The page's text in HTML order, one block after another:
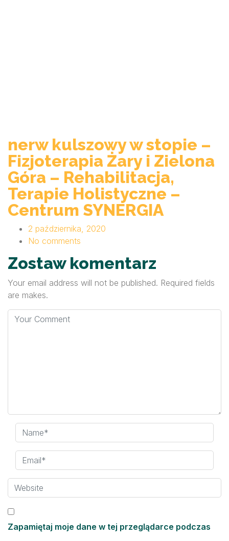
nerw kulszowy w stopie –
Fizjoterapia Żary i Zielona
Góra – Rehabilitacja,
Terapie Holistyczne –
Centrum SYNERGIA
2 października, 2020
No comments
Zostaw komentarz
Your email address will not be published. Required fields
are makes.
Zapamiętaj moje dane w tej przeglądarce podczas